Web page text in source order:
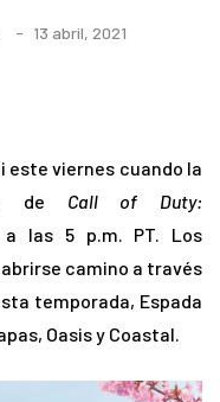
13 abril, 2021
este viernes cuando la
de Call of Duty:
las 5 p.m. PT. Los
camino a través
temporada, Espada
Oasis y Coastal.